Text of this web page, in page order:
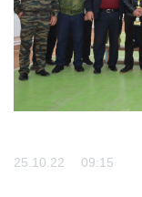
25.10.22 09:15